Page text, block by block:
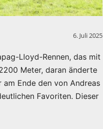
6. Juli 2025
Lloyd-Rennen, das mit
Meter, daran änderte
Ende den von Andreas
Favoriten. Dieser